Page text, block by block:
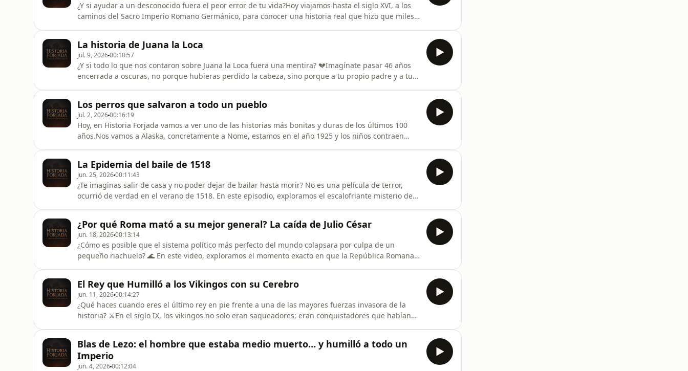
¿Y si ayudar a un desconocido fuera el peor error de tu vida?Hoy viajamos hasta el siglo XVI, a los
caminos del Sacro Imperio Romano Germánico, para conocer una historia real que hizo que miles
después, sigue s
La historia de Juana la Loca
jul. 9, 202600:10:57
¿Y si todo lo que nos contaron sobre Juana la Loca fuera una mentira? 💔Imagínate pasar 46 años
encerrada a oscuras, no porque hubieras perdido la cabeza, sino porque a tu propio padre y a tu
mundo por pura
Los perros que salvaron a todo un pueblo
jul. 2, 202600:16:19
Hoy, en Historia Forjada vamos a ver uno de las historias más bonitas y duras de los últimos 100
años.Nos vamos a Alaska, concretamente a Nome, estamos en el año 1925 y los niños contraen
valientes deciden
La Epidemia del baile de 1518
jun. 25, 202600:11:43
¿Te imaginas salir de casa y no poder dejar de bailar hasta morir? No es una película de terror,
ocurrió de verdad en el verano de 1518. En este episodio, exploramos el escalofriante misterio de
¿Fue una histe
¿Por qué Roma mató a su mejor general? La caída de Julio César
jun. 18, 202600:13:14
¿Cómo es posible que el sistema político más perfecto del mundo colapsara por culpa de un
pequeño riachuelo? 🌊 En este video, exploramos el momento exacto en que la República Romana
cometer alta traición y desencaden
El Rey que Humilló a los Vikingos con su Cerebro
jun. 11, 202600:14:27
¿Qué haces cuando eres el último rey en pie frente a una de las mayores fuerzas invasora de la
historia? ⚔️En el siglo IX, los vikingos no solo eran saqueadores; eran conquistadores que habían
biblioteca&quot;,
Blas de Lezo: el hombre que estaba medio muerto… y humilló a todo un
Imperio
jun. 4, 202600:12:04